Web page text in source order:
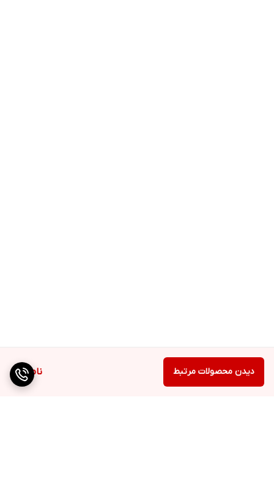
ناموجود دیدن محصولات مرتبط